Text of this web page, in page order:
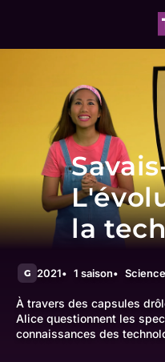
la
G 2021 1 saison
À travers des capsules
Alice questionnent les
connaissances des